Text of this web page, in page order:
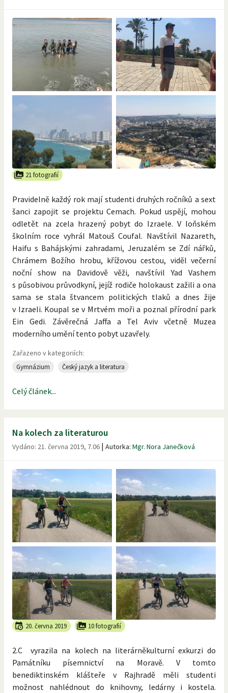
21 fotografií
Pravidelně každý rok mají studenti druhých ročníků a sext
šanci zapojit se projektu Cemach. Pokud uspějí, mohou
odletět na zcela hrazený pobyt do Izraele. V loňském
školním roce vyhrál Matouš Coufal. Navštívil Nazareth,
Haifu s Bahájskými zahradami, Jeruzalém se Zdí nářků,
Chrámem Božího hrobu, křížovou cestou, viděl večerní
noční show na Davidově věži, navštívil Yad Vashem
s působivou průvodkyní, jejíž rodiče holokaust zažili a ona
sama se stala štvancem politických tlaků a dnes žije
v Izraeli. Koupal se v Mrtvém moři a poznal přírodní park
Ein Gedi. Závěrečná Jaffa a Tel Aviv včetně Muzea
moderního umění tento pobyt uzavřely.
Zařazeno v kategoriích:
Gymnázium Český jazyk a literatura
Celý článek...
Na kolech za literaturou
Vydáno: 21. června 2019, 7.06 | Autorka: Mgr. Nora Janečková
20. června 2019 10 fotografií
2.C vyrazila na kolech na literárněkulturní exkurzi do
Památníku písemnictví na Moravě. V tomto
benediktinském klášteře v Rajhradě měli studenti
možnost nahlédnout do knihovny, ledárny i kostela.